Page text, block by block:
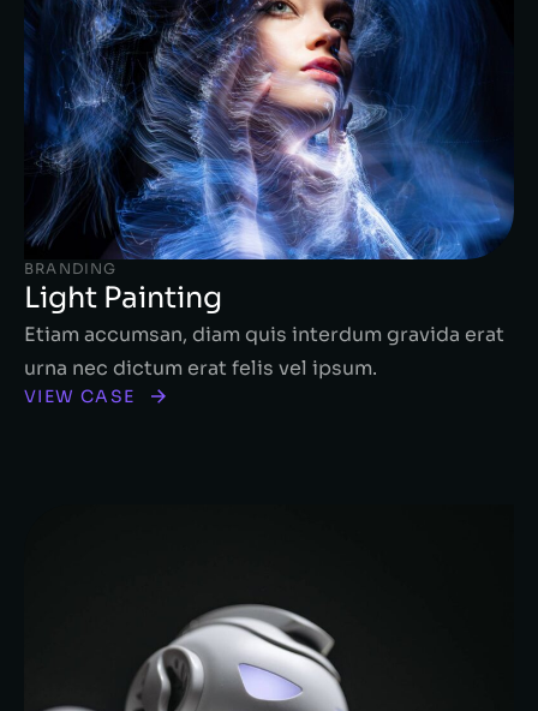
BRANDING
Light Painting
Etiam accumsan, diam quis interdum gravida erat
urna nec dictum erat felis vel ipsum.
VIEW CASE